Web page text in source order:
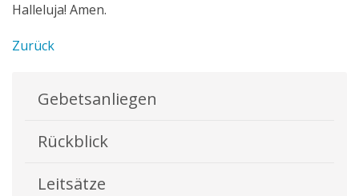
Halleluja! Amen.
Zurück
Gebetsanliegen
Rückblick
Leitsätze